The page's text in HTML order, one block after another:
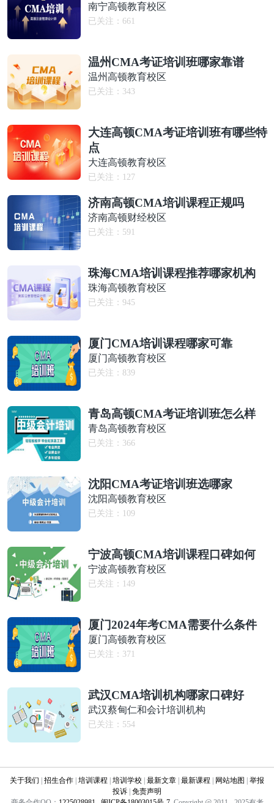
南宁高顿教育校区
已关注： 661
温州CMA考证培训班哪家靠谱
温州高顿教育校区
已关注： 343
大连高顿CMA考证培训班有哪些特
点
大连高顿教育校区
已关注： 127
济南高顿CMA培训课程正规吗
济南高顿财经校区
已关注： 591
珠海CMA培训课程推荐哪家机构
珠海高顿教育校区
已关注： 945
厦门CMA培训课程哪家可靠
厦门高顿教育校区
已关注： 839
青岛高顿CMA考证培训班怎么样
青岛高顿教育校区
已关注： 366
沈阳CMA考证培训班选哪家
沈阳高顿教育校区
已关注： 109
宁波高顿CMA培训课程口碑如何
宁波高顿教育校区
已关注： 149
厦门2024年考CMA需要什么条件
厦门高顿教育校区
已关注： 371
武汉CMA培训机构哪家口碑好
武汉蔡甸仁和会计培训机构
已关注： 554
关于我们 招生合作 培训课程 培训学校 最新文章 最新课程 网站地图
举报
投诉 免责声明